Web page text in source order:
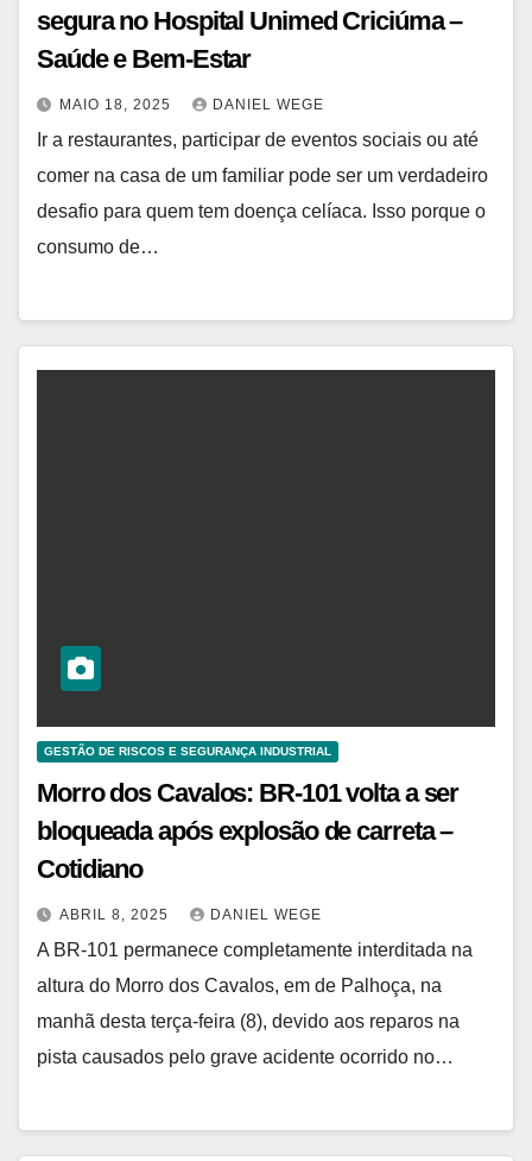
segura no Hospital Unimed Criciúma –
Saúde e Bem-Estar
MAIO 18, 2025 DANIEL WEGE
Ir a restaurantes, participar de eventos sociais ou até
comer na casa de um familiar pode ser um verdadeiro
desafio para quem tem doença celíaca. Isso porque o
consumo de…
GESTÃO DE RISCOS E SEGURANÇA INDUSTRIAL
Morro dos Cavalos: BR-101 volta a ser
bloqueada após explosão de carreta –
Cotidiano
ABRIL 8, 2025 DANIEL WEGE
A BR-101 permanece completamente interditada na
altura do Morro dos Cavalos, em de Palhoça, na
manhã desta terça-feira (8), devido aos reparos na
pista causados pelo grave acidente ocorrido no…